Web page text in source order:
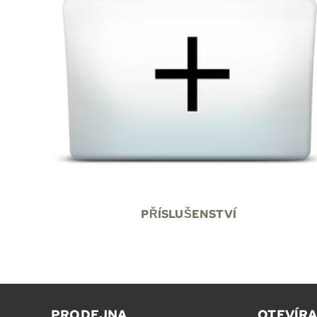
PŘÍSLUŠENSTVÍ